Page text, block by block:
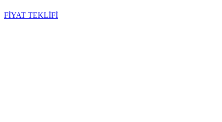
FİYAT TEKLİFİ